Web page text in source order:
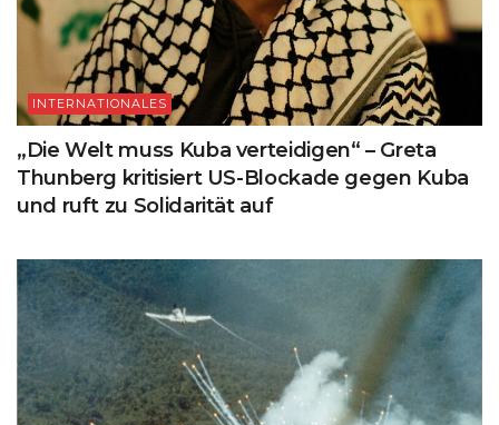
INTERNATIONALES
„Die Welt muss Kuba verteidigen“ – Greta
Thunberg kritisiert US-Blockade gegen Kuba
und ruft zu Solidarität auf